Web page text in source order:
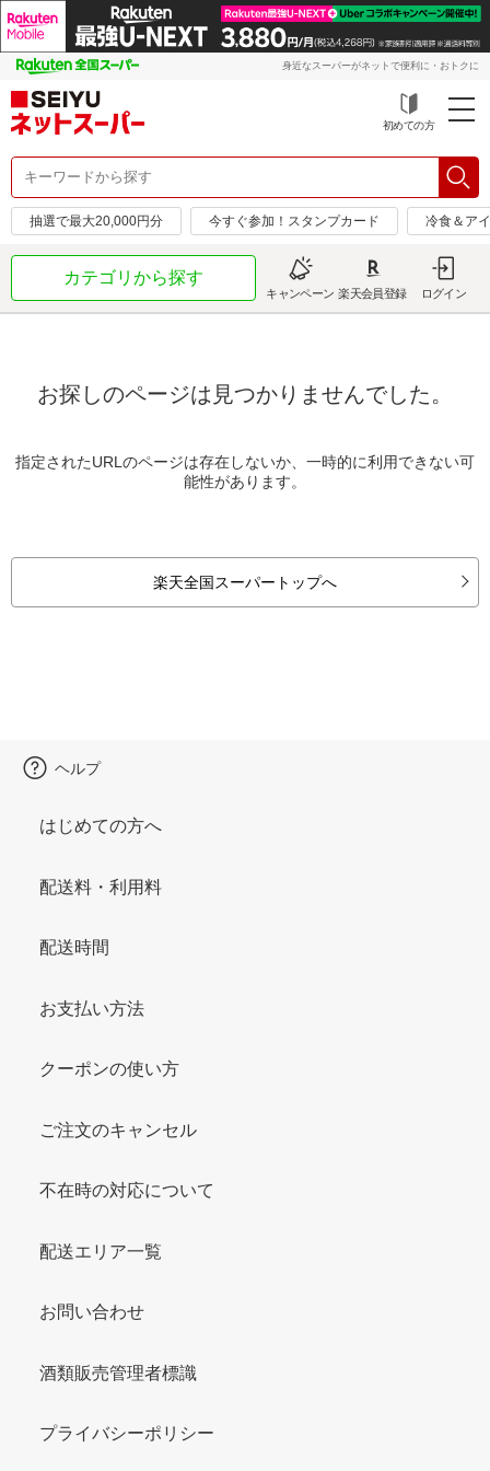
身近なスーパーがネットで便利に・おトクに
初めての方
抽選で最大20,000円分 今すぐ参加！スタンプカード 冷食＆ア
カテゴリから探す
キャンペーン 楽天会員登録 ログイン
お探しのページは見つかりませんでした。
指定されたURLのページは存在しないか、一時的に利用できない可
能性があります。
楽天全国スーパートップへ
ヘルプ
はじめての方へ
配送料・利用料
配送時間
お支払い方法
クーポンの使い方
ご注文のキャンセル
不在時の対応について
配送エリア一覧
お問い合わせ
酒類販売管理者標識
プライバシーポリシー